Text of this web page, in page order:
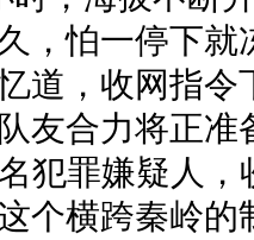
，怕一停下就
道，收网指
友合力将正
犯罪嫌疑人
个横跨秦岭